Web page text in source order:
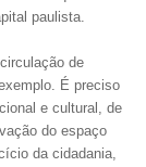
paulista.
de
É preciso
e cultural, de
do espaço
da cidadania,